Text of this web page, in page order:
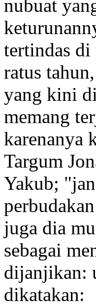
nubuat
tertindas di
ratus tahun,
yang kini
memang
karenanya
Targum
Yakub;
juga dia
sebagai
dijanjikan:
dikatakan: